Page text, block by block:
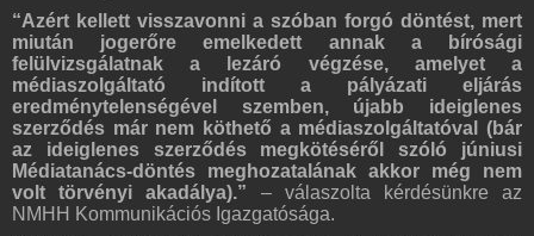
“Azért kellett visszavonni a szóban forgó döntést, mert
miután jogerőre emelkedett annak a bírósági
felülvizsgálatnak a lezáró végzése, amelyet a
médiaszolgáltató indított a pályázati eljárás
eredménytelenségével szemben, újabb ideiglenes
szerződés már nem köthető a médiaszolgáltatóval (bár
az ideiglenes szerződés megkötéséről szóló júniusi
Médiatanács-döntés meghozatalának akkor még nem
volt törvényi akadálya).” – válaszolta kérdésünkre az
NMHH Kommunikációs Igazgatósága.